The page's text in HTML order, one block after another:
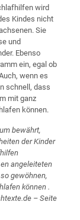
wird
Kindes nicht
Sie
und
Ebenso
ein, egal ob
wenn es
schnell, dass
mit ganz
können.
bewährt,
der Kinder
angeleiteten
gewöhnen,
können .
– Seite